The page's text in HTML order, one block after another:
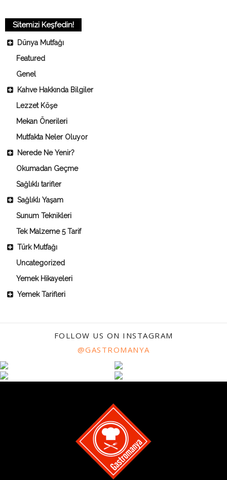
Sitemizi Keşfedin!
Dünya Mutfağı
Featured
Genel
Kahve Hakkında Bilgiler
Lezzet Köşe
Mekan Önerileri
Mutfakta Neler Oluyor
Nerede Ne Yenir?
Okumadan Geçme
Sağlıklı tarifler
Sağlıklı Yaşam
Sunum Teknikleri
Tek Malzeme 5 Tarif
Türk Mutfağı
Uncategorized
Yemek Hikayeleri
Yemek Tarifleri
FOLLOW US ON INSTAGRAM
@GASTROMANYA